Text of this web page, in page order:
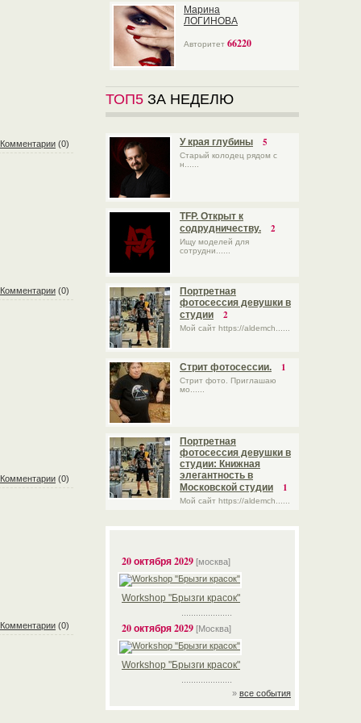
Комментарии (0)
Комментарии (0)
Комментарии (0)
Комментарии (0)
Марина
ЛОГИНОВА
Авторитет 66220
ТОП5 ЗА НЕДЕЛЮ
У края глубины 5
Старый колодец рядом с
н......
TFP. Открыт к
содрудничеству.
2
Ищу моделей для
сотрудни......
Портретная
фотосессия девушки в
студии
2
Мой сайт https://aldemch......
Стрит фотосессии. 1
Стрит фото. Приглашаю
мо......
Портретная
фотосессия девушки в
студии: Книжная
элегантность в
Московской студии
1
Мой сайт https://aldemch......
20 октября 2029 [москва]
Workshop "Брызги красок"
20 октября 2029 [Москва]
Workshop "Брызги красок"
» все события